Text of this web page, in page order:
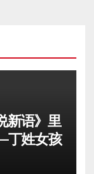
新语》里
丁姓女孩